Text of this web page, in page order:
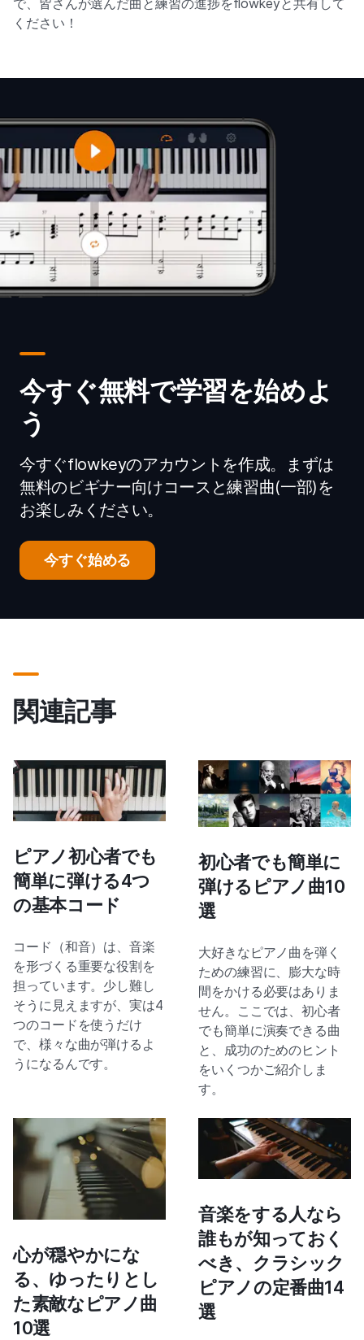
で、皆さんが選んだ曲と練習の進捗をflowkeyと共有して
ください！
今すぐ無料で学習を始めよ
う
今すぐflowkeyのアカウントを作成。まずは
無料のビギナー向けコースと練習曲(一部)を
お楽しみください。
今すぐ始める
関連記事
ピアノ初心者でも
簡単に弾ける4つ
の基本コード
コード（和音）は、音楽
を形づくる重要な役割を
担っています。少し難し
そうに見えますが、実は4
つのコードを使うだけ
で、様々な曲が弾けるよ
うになるんです。
初心者でも簡単に
弾けるピアノ曲10
選
大好きなピアノ曲を弾く
ための練習に、膨大な時
間をかける必要はありま
せん。ここでは、初心者
でも簡単に演奏できる曲
と、成功のためのヒント
をいくつかご紹介しま
す。
心が穏やかにな
る、ゆったりとし
た素敵なピアノ曲
10選
音楽をする人なら
誰もが知っておく
べき、クラシック
ピアノの定番曲14
選